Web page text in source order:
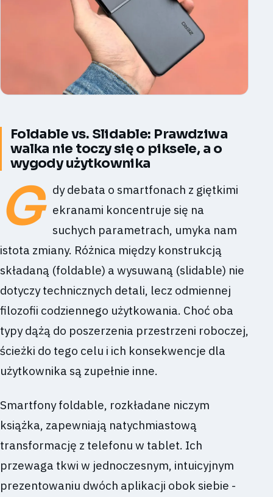
Foldable vs. Slidable: Prawdziwa
walka nie toczy się o piksele, a o
wygody użytkownika
G
dy debata o smartfonach z giętkimi
ekranami koncentruje się na
suchych parametrach, umyka nam
istota zmiany. Różnica między konstrukcją
składaną (foldable) a wysuwaną (slidable) nie
dotyczy technicznych detali, lecz odmiennej
filozofii codziennego użytkowania. Choć oba
typy dążą do poszerzenia przestrzeni roboczej,
ścieżki do tego celu i ich konsekwencje dla
użytkownika są zupełnie inne.
Smartfony foldable, rozkładane niczym
książka, zapewniają natychmiastową
transformację z telefonu w tablet. Ich
przewaga tkwi w jednoczesnym, intuicyjnym
prezentowaniu dwóch aplikacji obok siebie -